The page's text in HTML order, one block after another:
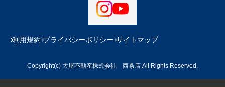
利用規約 プライバシーポリシー サイトマップ
Copyright(c) 大屋不動産株式会社 西条店 All Rights Reserved.